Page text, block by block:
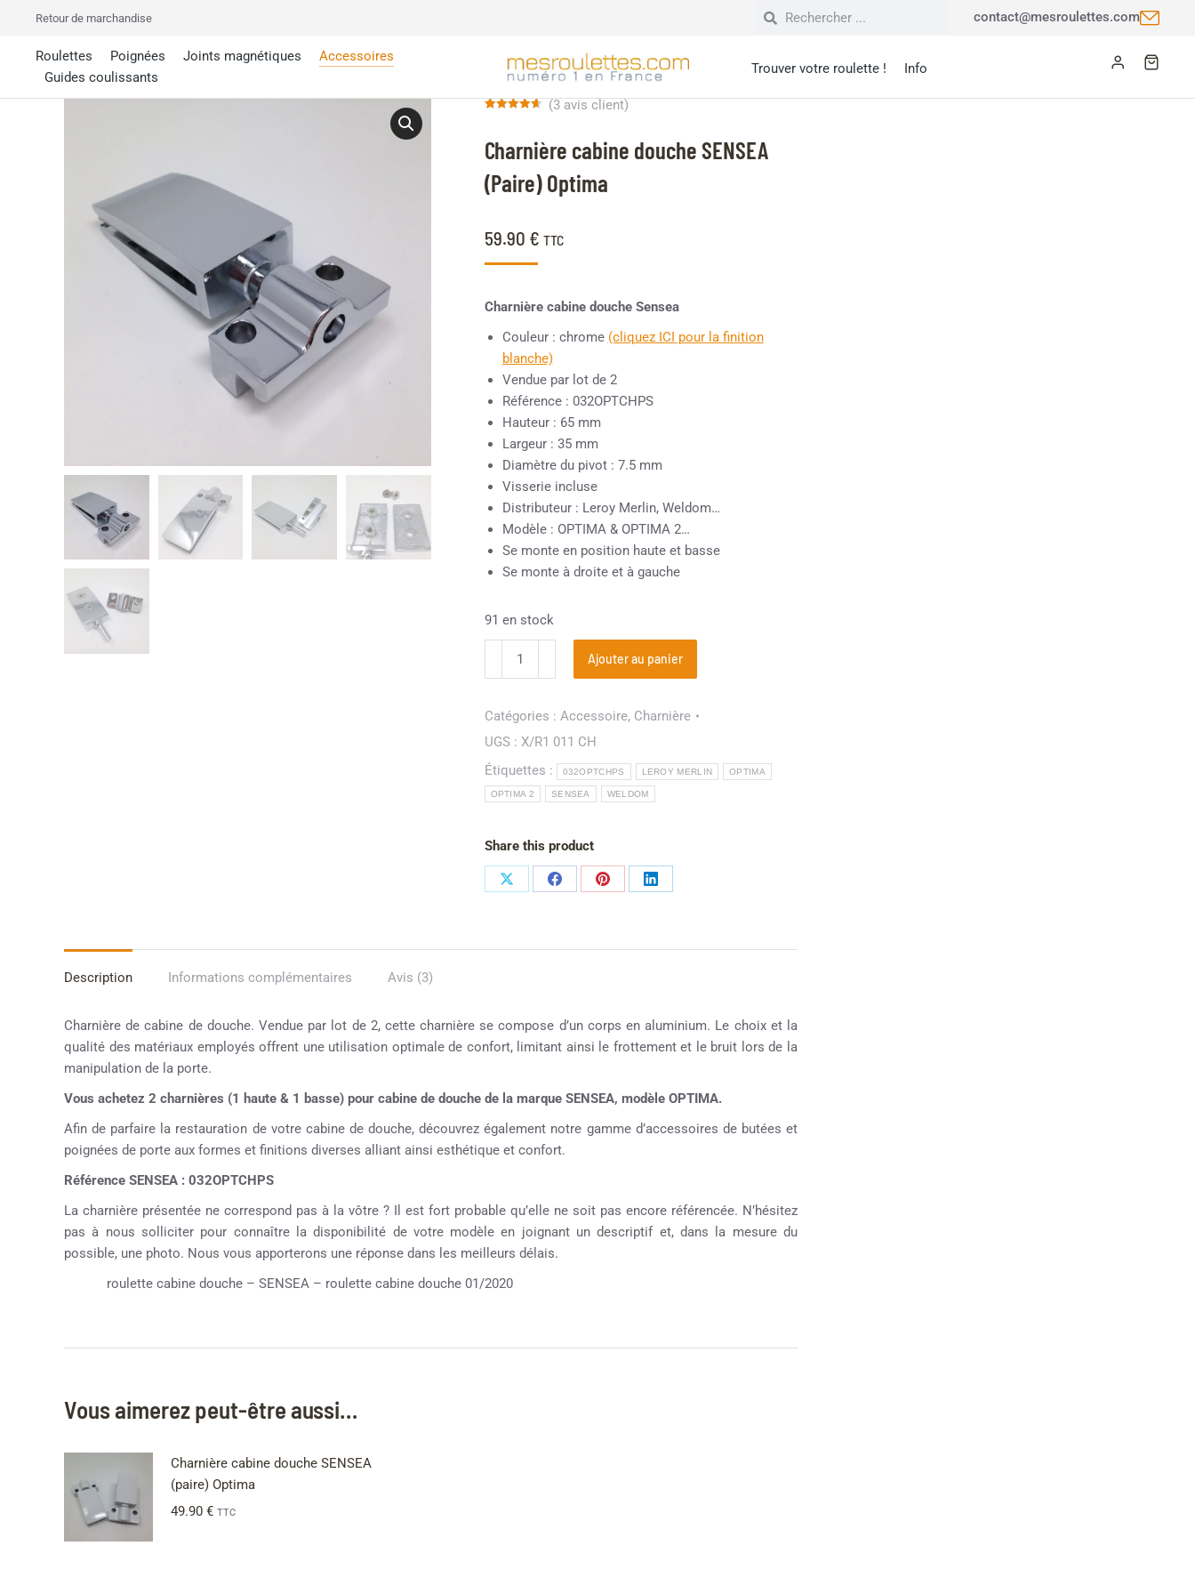
Retour de marchandise contact@mesroulettes.com
Roulettes Poignées Joints magnétiques
Accessoires
Guides coulissants
Trouver votre roulette ! Info
Charnière cabine douche SENSEA
(Paire) Optima
59.90 € TTC
basé sur
notations
(3 avis client)
Charnière cabine douche Sensea
Couleur : chrome (cliquez ICI pour la finition
blanche)
Vendue par lot de 2
Référence : 032OPTCHPS
Hauteur : 65 mm
Largeur : 35 mm
Diamètre du pivot : 7.5 mm
Visserie incluse
Distributeur : Leroy Merlin, Weldom…
Modèle : OPTIMA & OPTIMA 2…
Se monte en position haute et basse
Se monte à droite et à gauche
91 en stock
Ajouter au panier
Catégories : Accessoire, Charnière
UGS : X/R1 011 CH
Étiquettes :
032OPTCHPS LEROY MERLIN OPTIMA
OPTIMA 2 SENSEA WELDOM
Share this product
Description Informations complémentaires Avis (3)
Charnière de cabine de douche. Vendue par lot de 2, cette charnière se compose d’un corps en aluminium. Le choix et la
qualité des matériaux employés offrent une utilisation optimale de confort, limitant ainsi le frottement et le bruit lors de la
manipulation de la porte.
Vous achetez 2 charnières (1 haute & 1 basse) pour cabine de douche de la marque SENSEA, modèle OPTIMA.
Afin de parfaire la restauration de votre cabine de douche, découvrez également notre gamme d’accessoires de butées et
poignées de porte aux formes et finitions diverses alliant ainsi esthétique et confort.
Référence SENSEA : 032OPTCHPS
La charnière présentée ne correspond pas à la vôtre ? Il est fort probable qu’elle ne soit pas encore référencée. N’hésitez
pas à nous solliciter pour connaître la disponibilité de votre modèle en joignant un descriptif et, dans la mesure du
possible, une photo. Nous vous apporterons une réponse dans les meilleurs délais.
roulette cabine douche – SENSEA – roulette cabine douche 01/2020
Vous aimerez peut-être aussi…
Charnière cabine douche SENSEA
(paire) Optima
49.90 € TTC